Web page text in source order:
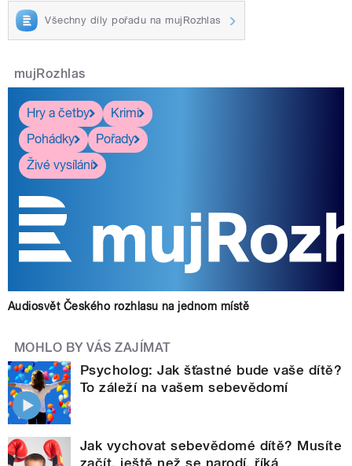
Všechny díly pořadu na mujRozhlas
mujRozhlas
Hry a četby
Krimi
Pohádky
Pořady
Živé vysílání
Audiosvět Českého rozhlasu na jednom místě
MOHLO BY VÁS ZAJÍMAT
Psycholog: Jak šťastné bude vaše dítě?
To záleží na vašem sebevědomí
Jak vychovat sebevědomé dítě? Musíte
začít, ještě než se narodí, říká